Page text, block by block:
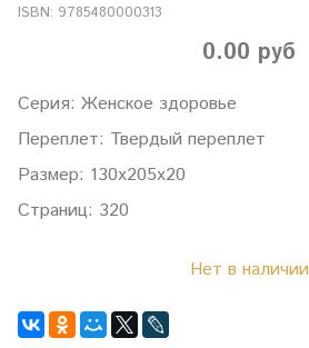
ISBN: 9785480000313
0.00 руб
Серия: Женское здоровье
Переплет: Твердый переплет
Размер: 130х205х20
Страниц: 320
Нет в наличии